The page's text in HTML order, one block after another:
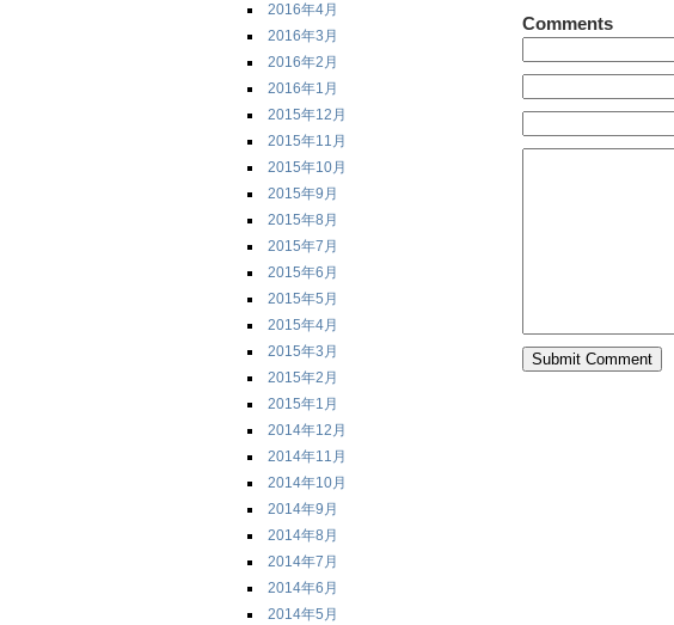
2016年4月
2016年3月
2016年2月
2016年1月
2015年12月
2015年11月
2015年10月
2015年9月
2015年8月
2015年7月
2015年6月
2015年5月
2015年4月
2015年3月
2015年2月
2015年1月
2014年12月
2014年11月
2014年10月
2014年9月
2014年8月
2014年7月
2014年6月
2014年5月
Comments